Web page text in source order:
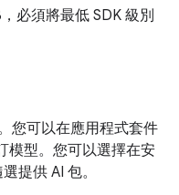
必須將最低 SDK 級別
您可以在應用程式套件
模型。您可以選擇在安
提供 AI 包。